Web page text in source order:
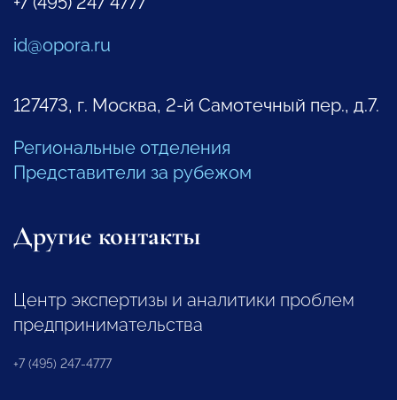
id@opora.ru
127473, г. Москва, 2-й Самотечный пер., д.7.
Региональные отделения
Представители за рубежом
Другие контакты
Центр экспертизы и аналитики проблем
предпринимательства
+7 (495) 247-4777